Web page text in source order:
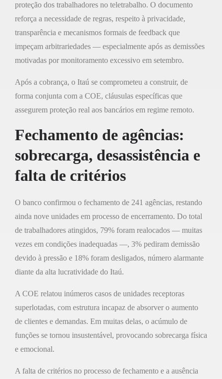
proteção dos trabalhadores no teletrabalho. O documento
reforça a necessidade de regras, respeito à privacidade,
transparência e mecanismos formais de feedback que
impeçam arbitrariedades — especialmente após as demissões
motivadas por monitoramento excessivo em setembro.
Após a cobrança, o Itaú se comprometeu a construir, de
forma conjunta com a COE, cláusulas específicas que
assegurem proteção real aos bancários em regime remoto.
Fechamento de agências:
sobrecarga, desassistência e
falta de critérios
O banco confirmou o fechamento de 241 agências, restando
ainda nove unidades em processo de encerramento. Do total
de trabalhadores atingidos, 79% foram realocados — muitas
vezes em condições inadequadas —, 3% pediram demissão
devido à pressão e 18% foram desligados, número alarmante
diante da alta lucratividade do Itaú.
A COE relatou inúmeros casos de unidades receptoras
superlotadas, com estrutura incapaz de absorver o aumento
de clientes e demandas. Em muitas delas, o acúmulo de
funções se tornou insustentável, provocando sobrecarga física
e emocional.
A falta de critérios no processo de fechamento e a ausência